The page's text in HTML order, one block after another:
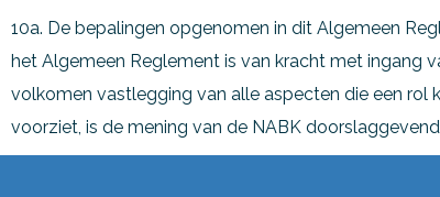
10a. De bepalingen opgenomen in dit Algemeen
het Algemeen Reglement is van kracht met ingang
volkomen vastlegging van alle aspecten die een rol
voorziet, is de mening van de NABK